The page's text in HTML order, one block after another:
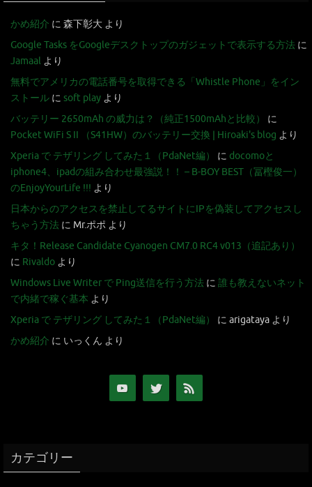
かめ紹介 に 森下彰大 より
Google Tasks をGoogleデスクトップのガジェットで表示する方法 に
Jamaal より
無料でアメリカの電話番号を取得できる「Whistle Phone」をイン
ストール に soft play より
バッテリー 2650mAh の威力は？（純正1500mAhと比較）
に
Pocket WiFi S II （S41HW）のバッテリー交換 | Hiroaki's blog より
Xperia で テザリング してみた１（PdaNet編）
に docomoと
iphone4、ipadの組み合わせ最強説！！ – B-BOY BEST（冨樫俊一）
のEnjoyYourLife !!! より
日本からのアクセスを禁止してるサイトにIPを偽装してアクセスし
ちゃう方法 に Mr.ポポ より
キタ！Release Candidate Cyanogen CM7.0 RC4 v013（追記あり）
に Rivaldo より
Windows Live Writer で Ping送信を行う方法 に 誰も教えないネット
で内緒で稼ぐ基本 より
Xperia で テザリング してみた１（PdaNet編）
に arigataya より
かめ紹介 に いっくん より
カテゴリー